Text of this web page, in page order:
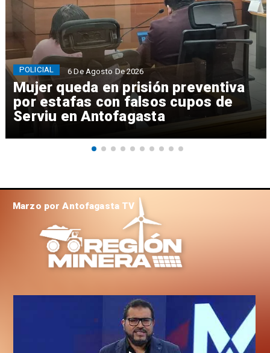
Mujer queda en prisión preventiva
por estafas con falsos cupos de
Serviu en Antofagasta
POLICIAL 6 De Agosto De 2026
Marzo por Antofagasta TV